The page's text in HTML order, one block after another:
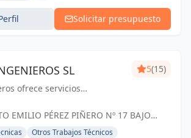
Solicitar presupuesto
SL
ofrece servicios
energética y reducir
5(15)
EMILIO PÉREZ PIÑERO Nº 17 BAJO
Otros Trabajos Técnicos